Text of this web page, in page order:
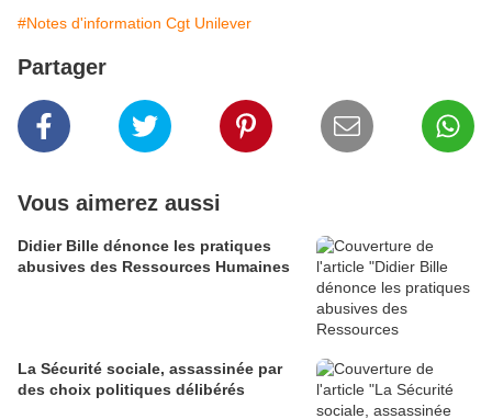
#Notes d'information Cgt Unilever
Partager
Vous aimerez aussi
Didier Bille dénonce les pratiques
abusives des Ressources Humaines
La Sécurité sociale, assassinée par
des choix politiques délibérés